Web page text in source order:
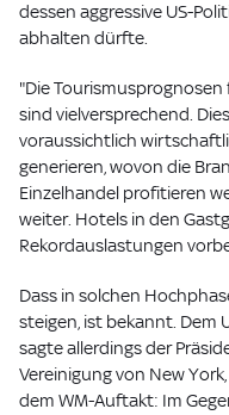
dessen aggressive US-
abhalten dürfte.
"Die
sind vielversprechend.
voraussichtlich
generieren, wovon die
Einzelhandel profitieren
weiter. Hotels in den
Rekordauslastungen
Dass in solchen
steigen, ist bekannt. Dem
sagte allerdings der
Vereinigung von New
dem WM-Auftakt: Im